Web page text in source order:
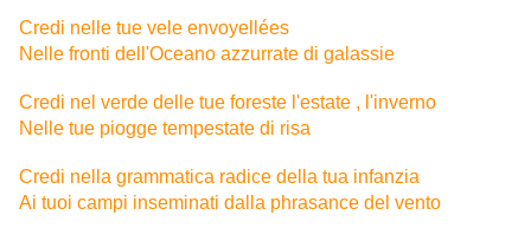
Credi nelle tue vele envoyellées
Nelle fronti dell'Oceano azzurrate di galassie
Credi nel verde delle tue foreste l'estate , l'inverno
Nelle tue piogge tempestate di risa
Credi nella grammatica radice della tua infanzia
Ai tuoi campi inseminati dalla phrasance del vento